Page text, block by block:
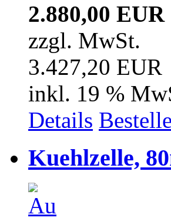
2.880,00 EUR
zzgl. MwSt.
3.427,20 EUR
inkl. 19 %
Details
Kuehlzelle,